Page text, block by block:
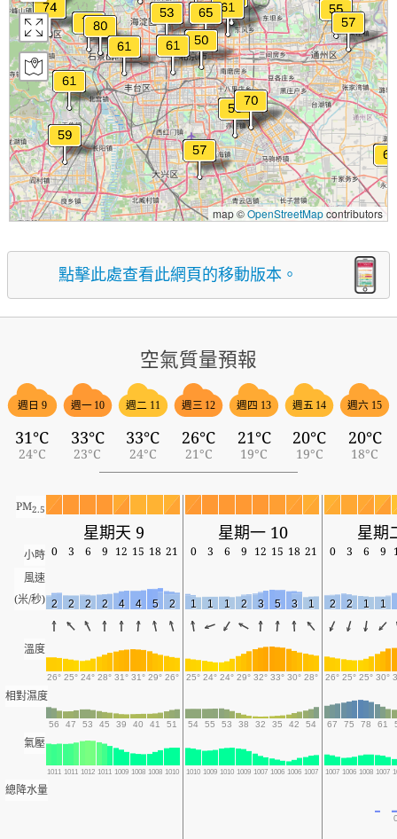
map ©OpenStreetMapcontributors
點擊此處查看此網頁的移動版本。
空氣質量預報
週日 9
31°C
24°C
週一 10
33°C
23°C
週二 11
33°C
24°C
週三 12
26°C
21°C
週四 13
21°C
19°C
週五 14
20°C
19°C
週六 15
20°C
18°C
PM2.5
星期天 9 星期一 10 星期
小時 0 3 6 9 12 15 18 21 0 3 6 9 12 15 18 21 0 3 6 9
風速
(米/秒) 2 2 2 2 4 4 5 2 1 1 1 2 3 5 3 1 2 2 1 1
溫度
26° 25° 24° 28° 31° 31° 29° 26° 25° 24° 24° 29° 32° 33° 30° 28° 26° 25° 25° 30°
相對濕度
56 47 53 45 39 40 41 51 54 55 53 38 32 35 42 54 67 75 78 61
氣壓
1011 1011 1012 1011 1009 1008 1008 1010 1010 1009 1010 1009 1007 1006 1006 1007 1007 1006 1008 1007
總降水量